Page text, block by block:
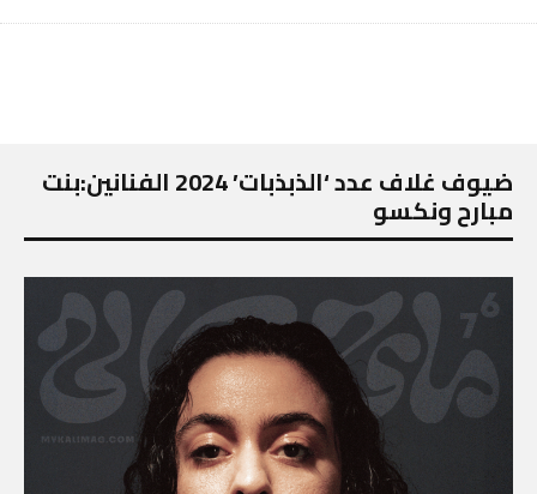
ضيوف غلاف عدد ‘الذبذبات’ 2024 الفنانين:بنت
مبارح ونكسو